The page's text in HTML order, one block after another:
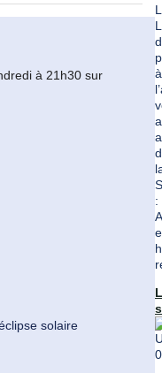
à
:
à 21h30 sur
solaire